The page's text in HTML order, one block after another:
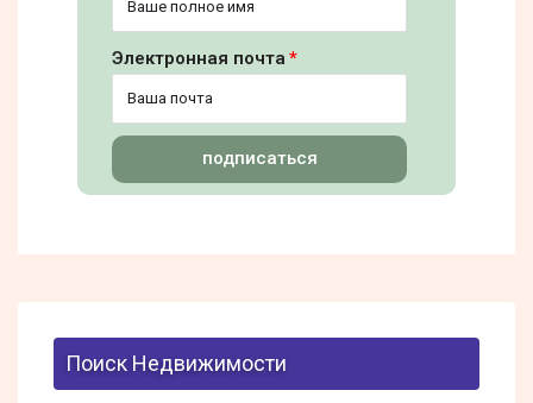
Электронная почта
подписаться
Поиск Недвижимости